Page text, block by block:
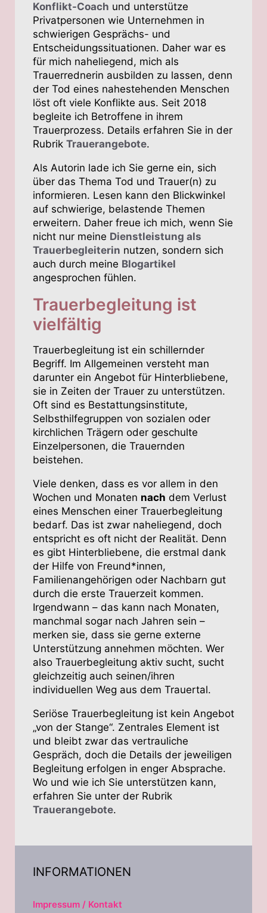
Konflikt-Coach und unterstütze
Privatpersonen wie Unternehmen in
schwierigen Gesprächs- und
Entscheidungssituationen. Daher war es
für mich naheliegend, mich als
Trauerrednerin ausbilden zu lassen, denn
der Tod eines nahestehenden Menschen
löst oft viele Konflikte aus. Seit 2018
begleite ich Betroffene in ihrem
Trauerprozess. Details erfahren Sie in der
Rubrik Trauerangebote.
Als Autorin lade ich Sie gerne ein, sich
über das Thema Tod und Trauer(n) zu
informieren. Lesen kann den Blickwinkel
auf schwierige, belastende Themen
erweitern. Daher freue ich mich, wenn Sie
nicht nur meine Dienstleistung als
Trauerbegleiterin nutzen, sondern sich
auch durch meine Blogartikel
angesprochen fühlen.
Trauerbegleitung ist
vielfältig
Trauerbegleitung ist ein schillernder
Begriff. Im Allgemeinen versteht man
darunter ein Angebot für Hinterbliebene,
sie in Zeiten der Trauer zu unterstützen.
Oft sind es Bestattungsinstitute,
Selbsthilfegruppen von sozialen oder
kirchlichen Trägern oder geschulte
Einzelpersonen, die Trauernden
beistehen.
Viele denken, dass es vor allem in den
Wochen und Monaten nach dem Verlust
eines Menschen einer Trauerbegleitung
bedarf. Das ist zwar naheliegend, doch
entspricht es oft nicht der Realität. Denn
es gibt Hinterbliebene, die erstmal dank
der Hilfe von Freund*innen,
Familienangehörigen oder Nachbarn gut
durch die erste Trauerzeit kommen.
Irgendwann – das kann nach Monaten,
manchmal sogar nach Jahren sein –
merken sie, dass sie gerne externe
Unterstützung annehmen möchten. Wer
also Trauerbegleitung aktiv sucht, sucht
gleichzeitig auch seinen/ihren
individuellen Weg aus dem Trauertal.
Seriöse Trauerbegleitung ist kein Angebot
„von der Stange“. Zentrales Element ist
und bleibt zwar das vertrauliche
Gespräch, doch die Details der jeweiligen
Begleitung erfolgen in enger Absprache.
Wo und wie ich Sie unterstützen kann,
erfahren Sie unter der Rubrik
Trauerangebote.
INFORMATIONEN
Impressum / Kontakt